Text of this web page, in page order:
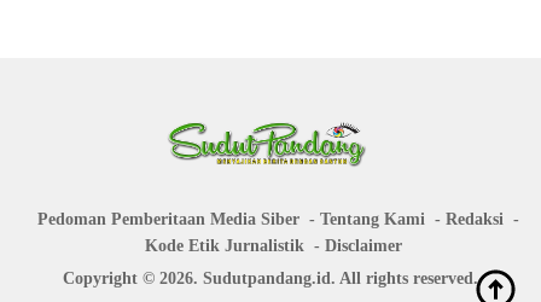
Pedoman Pemberitaan Media Siber Tentang Kami
Redaksi
Kode Etik Jurnalistik
Disclaimer
Copyright © 2026. Sudutpandang.id. All rights reserved.